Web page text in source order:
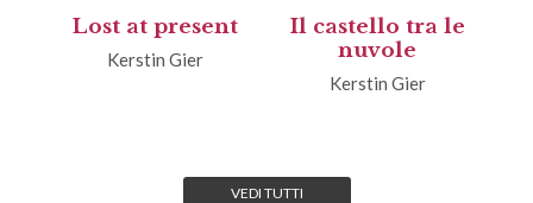
Lost at present
Kerstin Gier
Il castello tra le
nuvole
Kerstin Gier
VEDI TUTTI